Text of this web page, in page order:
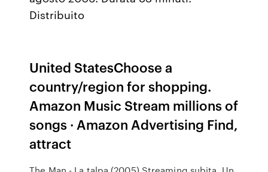
Distribuito
United StatesChoose a
country/region for shopping.
Amazon Music Stream millions of
songs · Amazon Advertising Find,
attract